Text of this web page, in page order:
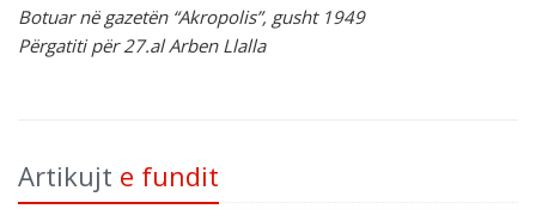
Botuar në gazetën “Akropolis”, gusht 1949
Përgatiti për 27.al Arben Llalla
Artikujt e fundit